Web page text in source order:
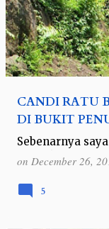
CANDI RATU
DI BUKIT
Sebenarnya
Yogyakarta.
menyambangi
awalnya sih
on December 26,
5